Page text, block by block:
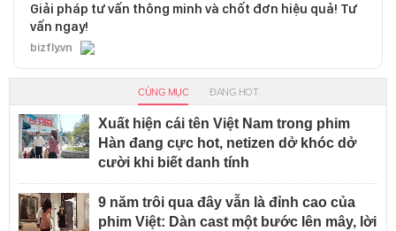
Giải pháp tư vấn thông minh và chốt đơn hiệu quả! Tư
vấn ngay!
bizfly.vn
CÙNG MỤC ĐANG HOT
Xuất hiện cái tên Việt Nam trong phim
Hàn đang cực hot, netizen dở khóc dở
cười khi biết danh tính
9 năm trôi qua đây vẫn là đỉnh cao của
phim Việt: Dàn cast một bước lên mây, lời